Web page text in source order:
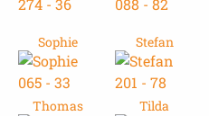
Sophie Stefan
Thomas Tilda